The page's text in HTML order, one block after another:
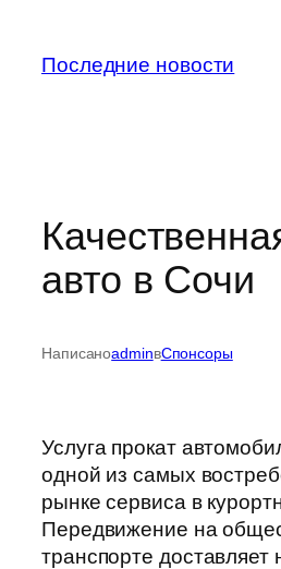
содержимому
Последние новости
авто в Сочи
НаписаноadminвСпонсоры
Услуга прокат
одной из самых
рынке сервиса в
Передвижение на
транспорте доставляет